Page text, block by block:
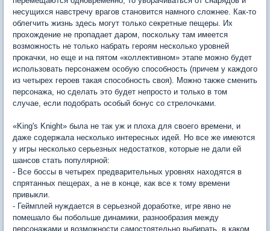
несущихся навстречу врагов становится намного сложнее. Как-то
облегчить жизнь здесь могут только секретные пещеры. Их
прохождение не пропадает даром, поскольку там имеется
возможность не только набрать героям несколько уровней
прокачки, но еще и на пятом «коллективном» этапе можно будет
использовать персонажем особую способность (причем у каждого
из четырех героев такая способность своя). Можно также сменить
персонажа, но сделать это будет непросто и только в том
случае, если подобрать особый бонус со стрелочками.
«King's Knight» была не так уж и плоха для своего времени, и
даже содержала несколько интересных идей. Но все же имеются
у игры несколько серьезных недостатков, которые не дали ей
шансов стать популярной:
- Все боссы в четырех предварительных уровнях находятся в
спрятанных пещерах, а не в конце, как все к тому времени
привыкли.
- Геймплей нуждается в серьезной доработке, игре явно не
помешало бы побольше динамики, разнообразия между
персонажами и возможности самостоятельно выбирать, в каком